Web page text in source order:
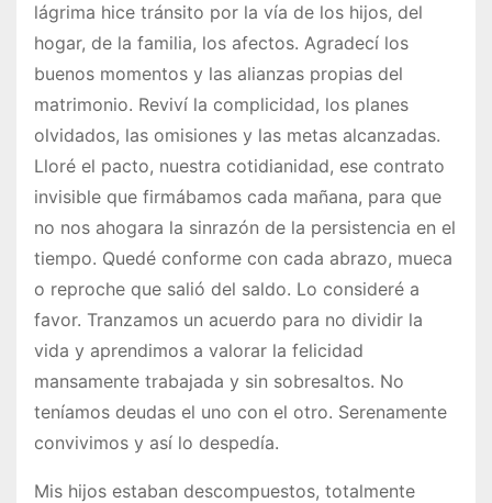
lágrima hice tránsito por la vía de los hijos, del
hogar, de la familia, los afectos. Agradecí los
buenos momentos y las alianzas propias del
matrimonio. Reviví la complicidad, los planes
olvidados, las omisiones y las metas alcanzadas.
Lloré el pacto, nuestra cotidianidad, ese contrato
invisible que firmábamos cada mañana, para que
no nos ahogara la sinrazón de la persistencia en el
tiempo. Quedé conforme con cada abrazo, mueca
o reproche que salió del saldo. Lo consideré a
favor. Tranzamos un acuerdo para no dividir la
vida y aprendimos a valorar la felicidad
mansamente trabajada y sin sobresaltos. No
teníamos deudas el uno con el otro. Serenamente
convivimos y así lo despedía.
Mis hijos estaban descompuestos, totalmente